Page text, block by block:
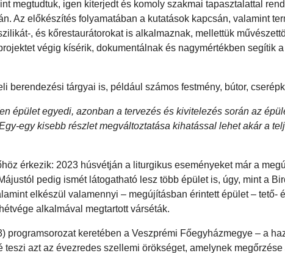
megtudtuk, igen kiterjedt és komoly szakmai tapasztalattal
Az előkészítés folyamatában a kutatások kapcsán, valamint
, és kőrestaurátorokat is alkalmaznak, mellettük
végig kísérik, dokumentálnak és nagymértékben segítik
berendezési tárgyai is, például számos festmény, bútor,
épület egyedi, azonban a tervezés és kivitelezés során az
egy kisebb részlet megváltoztatása kihatással lehet akár a
érkezik: 2023 húsvétján a liturgikus eseményeket már a
pedig ismét látogatható lesz több épület is, úgy, mint a
elkészül valamennyi – megújításban érintett épület – tető-
alkalmával megtartott várséták.
programsorozat keretében a Veszprémi Főegyházmegye – a
teszi azt az évezredes szellemi örökséget, amelynek